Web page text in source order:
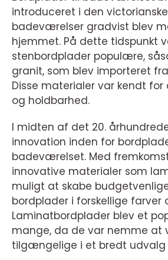
introduceret i den
badeværelser gradvist blev
hjemmet. På dette tidspunkt
stenbordplader populære,
granit, som blev importeret
Disse materialer var kendt for
og holdbarhed.
I midten af det 20.
innovation inden for
badeværelset. Med
innovative materialer som
muligt at skabe
bordplader i forskellige farver
Laminatbordplader blev et
mange, da de var nemme at
tilgængelige i et bredt udvalg